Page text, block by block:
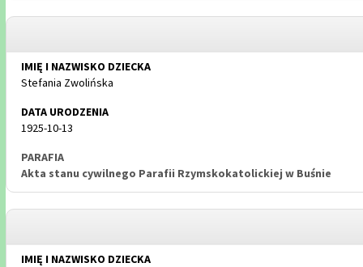
Stefania Zwolińska
1925-10-13
Akta stanu cywilnego Parafii Rzymskokatolickiej w Buśnie